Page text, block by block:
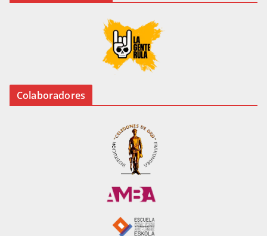
Colaboradores